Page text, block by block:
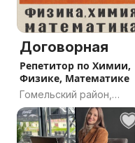
индивидуально и в
*Формат обучения 1:
преподаватель.
*Формат обучения 3:
* * * * *
* * * * *
Официально
Занятия будут
Договорная
Репетитор по Химии,
Физике, Математике
Гомельский район,
Гомельская область